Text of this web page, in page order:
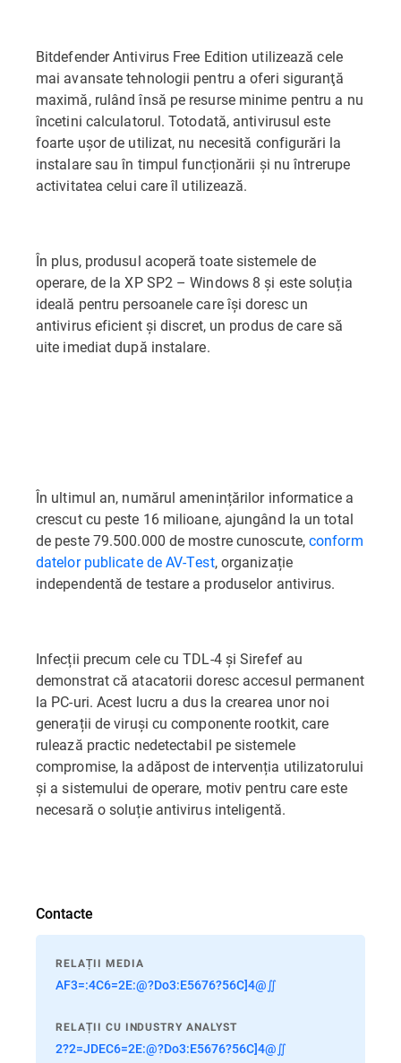
Bitdefender Antivirus Free Edition utilizează cele
mai avansate tehnologii pentru a oferi siguranţă
maximă, rulând însă pe resurse minime pentru a nu
încetini calculatorul. Totodată, antivirusul este
foarte ușor de utilizat, nu necesită configurări la
instalare sau în timpul funcționării și nu întrerupe
activitatea celui care îl utilizează.
În plus, produsul acoperă toate sistemele de
operare, de la XP SP2 – Windows 8 și este soluția
ideală pentru persoanele care își doresc un
antivirus eficient și discret, un produs de care să
uite imediat după instalare.
În ultimul an, numărul amenințărilor informatice a
crescut cu peste 16 milioane, ajungând la un total
de peste 79.500.000 de mostre cunoscute,conform
datelor publicate de AV-Test, organizație
independentă de testare a produselor antivirus.
Infecții precum cele cu TDL-4 și Sirefef au
demonstrat că atacatorii doresc accesul permanent
la PC-uri. Acest lucru a dus la crearea unor noi
generații de viruși cu componente rootkit, care
rulează practic nedetectabil pe sistemele
compromise, la adăpost de intervenția utilizatorului
și a sistemului de operare, motiv pentru care este
necesară o soluție antivirus inteligentă.
Contacte
RELAȚII MEDIA
AF3=:4C6=2E:@?Do3:E5676?56C]4@∬
RELAȚII CU INDUSTRY ANALYST
2?2=JDEC6=2E:@?Do3:E5676?56C]4@∬